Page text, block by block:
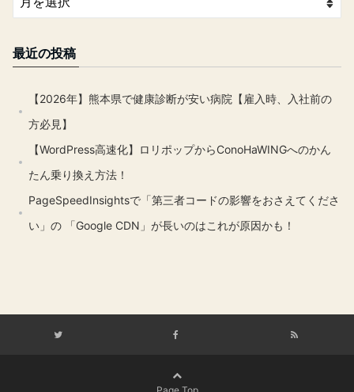
最近の投稿
【2026年】熊本県で健康診断が安い病院【雇入時、入社前の
方必見】
【WordPress高速化】ロリポップからConoHaWINGへのかん
たん乗り換え方法！
PageSpeedInsightsで「第三者コードの影響をおさえてくださ
い」の 「Google CDN」が長いのはこれが原因かも！